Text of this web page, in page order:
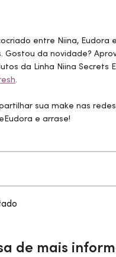
entre Niina, Eudora
Gostou da novidade?
da Linha Niina Secrets
.
sua make nas
e arrase!
de mais